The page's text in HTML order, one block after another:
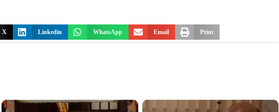
X Linkedin WhatsApp Email Print